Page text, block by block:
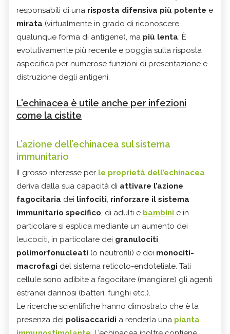
responsabili di una risposta difensiva più potente e
mirata (virtualmente in grado di riconoscere
qualunque forma di antigene), ma più lenta. È
evolutivamente più recente e poggia sulla risposta
aspecifica per numerose funzioni di presentazione e
distruzione degli antigeni.
L'echinacea è utile anche per infezioni
come la cistite
L’azione dell’echinacea sul sistema
immunitario
Il grosso interesse per le proprietà dell’echinacea
deriva dalla sua capacità di attivare l’azione
fagocitaria dei linfociti, rinforzare il sistema
immunitario specifico, di adulti e bambini e in
particolare si esplica mediante un aumento dei
leucociti, in particolare dei granulociti
polimorfonucleati (o neutrofili) e dei monociti-
macrofagi del sistema reticolo-endoteliale. Tali
cellule sono adibite a fagocitare (mangiare) gli agenti
estranei dannosi (batteri, funghi etc.).
Le ricerche scientifiche hanno dimostrato che è la
presenza dei polisaccaridi a renderla una pianta